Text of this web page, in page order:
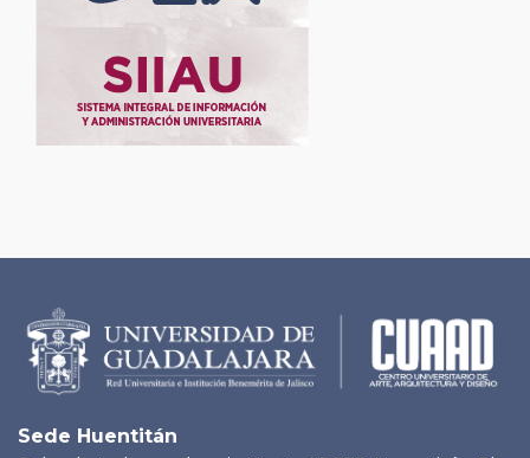
Sede Huentitán